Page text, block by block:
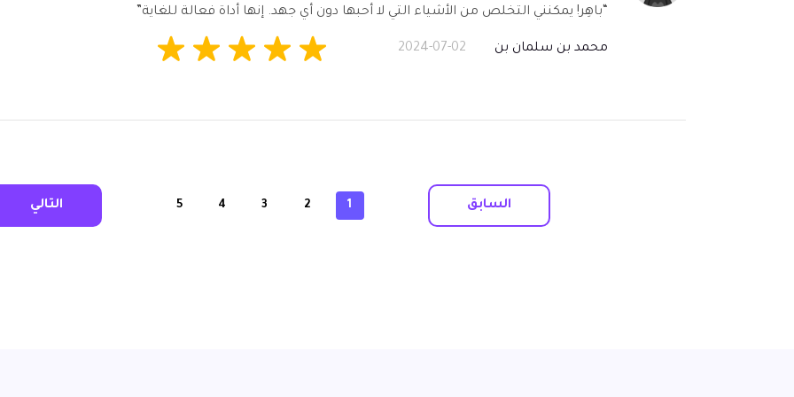
“باهِر! يمكنني التخلص من الأشياء التي لا أحبها دون أي جهد. إنها أداة فعالة للغاية”
محمد بن سلمان بن 2024-07-02
السابق 1
2
3
4
5 التالي